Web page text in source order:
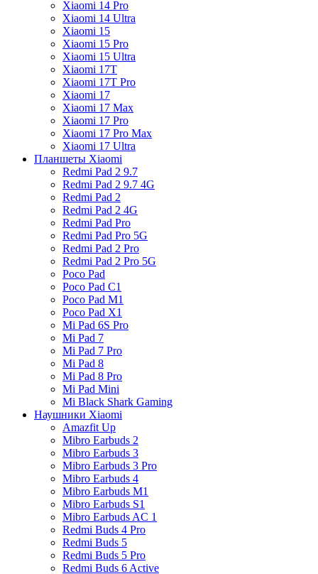
Xiaomi 14 Pro
Xiaomi 14 Ultra
Xiaomi 15
Xiaomi 15 Pro
Xiaomi 15 Ultra
Xiaomi 17T
Xiaomi 17T Pro
Xiaomi 17
Xiaomi 17 Max
Xiaomi 17 Pro
Xiaomi 17 Pro Max
Xiaomi 17 Ultra
Планшеты Xiaomi
Redmi Pad 2 9.7
Redmi Pad 2 9.7 4G
Redmi Pad 2
Redmi Pad 2 4G
Redmi Pad Pro
Redmi Pad Pro 5G
Redmi Pad 2 Pro
Redmi Pad 2 Pro 5G
Poco Pad
Poco Pad C1
Poco Pad M1
Poco Pad X1
Mi Pad 6S Pro
Mi Pad 7
Mi Pad 7 Pro
Mi Pad 8
Mi Pad 8 Pro
Mi Pad Mini
Mi Black Shark Gaming
Наушники Xiaomi
Amazfit Up
Mibro Earbuds 2
Mibro Earbuds 3
Mibro Earbuds 3 Pro
Mibro Earbuds 4
Mibro Earbuds M1
Mibro Earbuds S1
Mibro Earbuds AC 1
Redmi Buds 4 Pro
Redmi Buds 5
Redmi Buds 5 Pro
Redmi Buds 6 Active